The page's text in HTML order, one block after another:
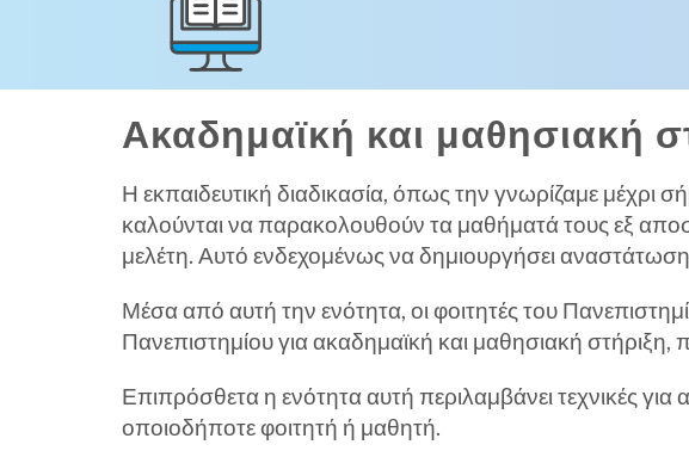
Ακαδημαϊκή και μαθησιακή
Η εκπαιδευτική διαδικασία, όπως την γνωρίζαμε μέχρι
καλούνται να παρακολουθούν τα μαθήματά τους εξ
μελέτη. Αυτό ενδεχομένως να δημιουργήσει
Μέσα από αυτή την ενότητα, οι φοιτητές του
Πανεπιστημίου για ακαδημαϊκή και μαθησιακή
Επιπρόσθετα η ενότητα αυτή περιλαμβάνει τεχνικές
οποιοδήποτε φοιτητή ή μαθητή.